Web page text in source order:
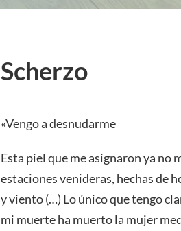
Scherzo
«Vengo a desnudarme
Esta piel que me asignaron ya no
estaciones venideras, hechas de
y viento (…) Lo único que tengo
mi muerte ha muerto la mujer